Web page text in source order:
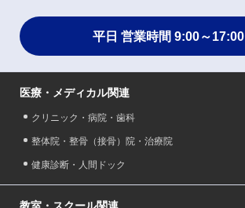
平日 営業時間 9:00～17:00
医療・メディカル関連
クリニック・病院・歯科
整体院・整骨（接骨）院・治療院
健康診断・人間ドック